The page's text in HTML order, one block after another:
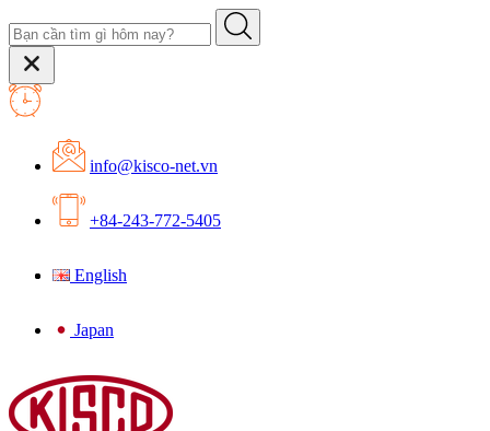
info@kisco-net.vn
+84-243-772-5405
English
Japan